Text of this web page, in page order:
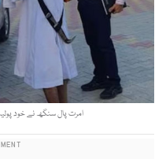
امرت پال سنگھ نے خود